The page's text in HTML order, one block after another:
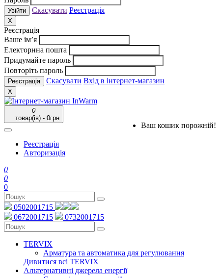
Скасувати Реєстрація
X
Реєстрація
Ваше ім’я
Електорнна пошта
Придумайте пароль
Повторіть пароль
Скасувати Вхід в інтернет-магазин
X
0
товар(ів) - 0грн
Ваш кошик порожній!
Реєстрація
Авторизація
0
0
0
0502001715
0672001715
0732001715
TERVIX
Арматура та автоматика для регулювання
Дивитися всі TERVIX
Альтернативні джерела енергії